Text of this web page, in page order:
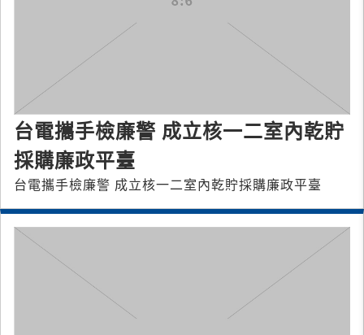
台電攜手檢廉警 成立核一二室內乾貯
採購廉政平臺
台電攜手檢廉警 成立核一二室內乾貯採購廉政平臺